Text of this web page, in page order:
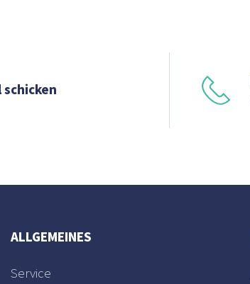
schicken
ALLGEMEINES
Service